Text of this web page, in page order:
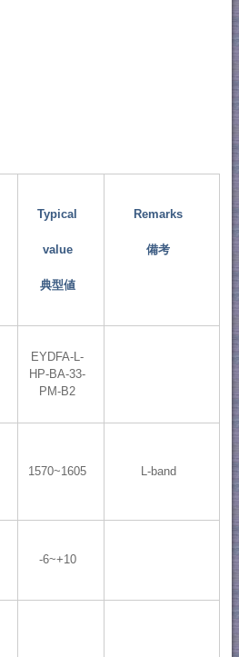
Typical
value
典型値
Remarks
備考
EYDFA-L-
HP-BA-33-
PM-B2
1570~1605 L-band
-6~+10